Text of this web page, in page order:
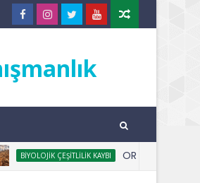
BIYOLOJIK ÇEŞITLILIK KAYBI ORMANSIZLAŞMA